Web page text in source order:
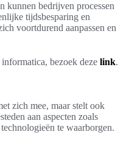
kunnen bedrijven processen
tijdsbesparing en
voortdurend aanpassen en
bezoek deze link.
zich mee, maar stelt ook
aan aspecten zoals
te waarborgen.